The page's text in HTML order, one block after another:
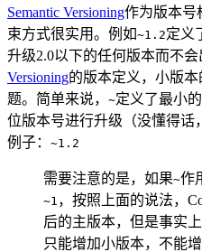
Semantic Versioning作为版本号
束方式很实用。例如~1.2定义
升级2.0以下的任何版本而不
Versioning的版本定义，小版
题。简单来说， ~定义了最小
位版本号进行升级（没懂得话
例子： ~1.2
需要注意的是，如果~作
~1 ，按照上面的说法，
后的主版本，但是事实
只能增加小版本，不能增